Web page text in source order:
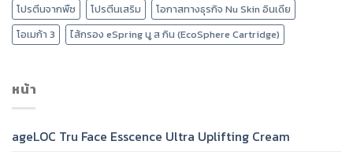
โปรตีนจากพืช
โปรตีนเสริม
โอกาสทางธุรกิจ Nu Skin อินเดีย
โอเมก้า 3
ไส้กรอง eSpring นู ส กิน (EcoSphere Cartridge)
หน้า
ageLOC Tru Face Esscence Ultra Uplifting Cream